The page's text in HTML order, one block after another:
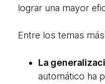
lograr una mayor
Entre los temas
La
automático ha